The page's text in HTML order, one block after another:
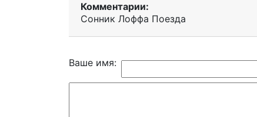
Комментарии:
Сонник Лоффа Поезда
Ваше имя: